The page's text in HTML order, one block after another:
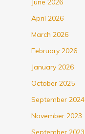
June 2026
April 2026
March 2026
February 2026
January 2026
October 2025
September 2024
November 2023
September 2023